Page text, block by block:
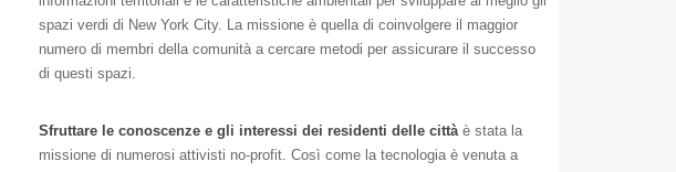
spazi verdi di New York City. La missione è quella di coinvolgere il maggior
numero di membri della comunità a cercare metodi per assicurare il successo
di questi spazi.
Sfruttare le conoscenze e gli interessi dei residenti delle città è stata la
missione di numerosi attivisti no-profit. Così come la tecnologia è venuta a